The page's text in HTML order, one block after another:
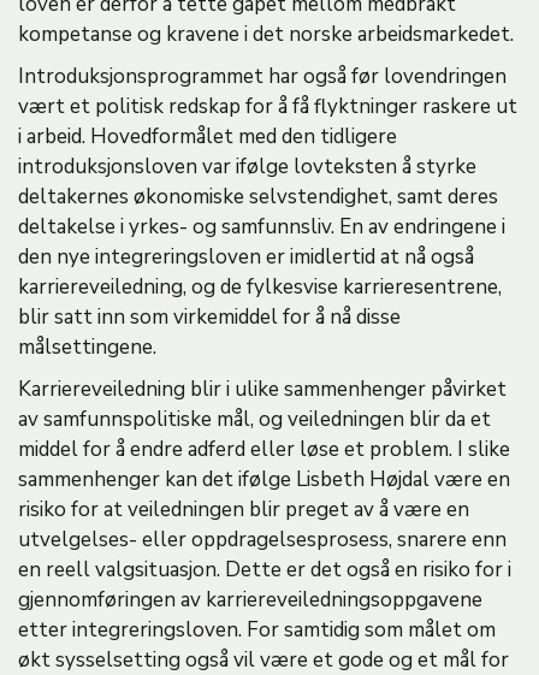
kompetanse og kravene i det norske arbeidsmarkedet.
Introduksjonsprogrammet har også før lovendringen
vært et politisk redskap for å få flyktninger raskere ut
i arbeid. Hovedformålet med den tidligere
introduksjonsloven var ifølge lovteksten å styrke
deltakernes økonomiske selvstendighet, samt deres
deltakelse i yrkes- og samfunnsliv. En av endringene i
den nye integreringsloven er imidlertid at nå også
karriereveiledning, og de fylkesvise karrieresentrene,
blir satt inn som virkemiddel for å nå disse
målsettingene.
Karriereveiledning blir i ulike sammenhenger påvirket
av samfunnspolitiske mål, og veiledningen blir da et
middel for å endre adferd eller løse et problem. I slike
sammenhenger kan det ifølge Lisbeth Højdal være en
risiko for at veiledningen blir preget av å være en
utvelgelses- eller oppdragelsesprosess, snarere enn
en reell valgsituasjon. Dette er det også en risiko for i
gjennomføringen av karriereveiledningsoppgavene
etter integreringsloven. For samtidig som målet om
økt sysselsetting også vil være et gode og et mål for